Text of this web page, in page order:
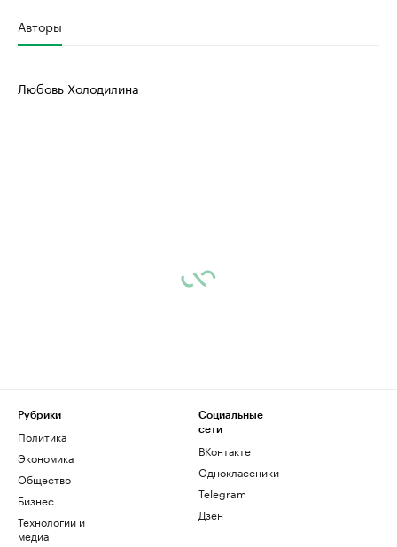
Авторы
Любовь Холодилина
Рубрики
Политика
Экономика
Общество
Бизнес
Технологии и
медиа
Социальные
сети
ВКонтакте
Одноклассники
Telegram
Дзен